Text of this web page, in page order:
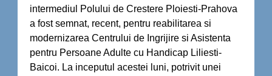
intermediul Polului de Crestere Ploiesti-Prahova
a fost semnat, recent, pentru reabilitarea si
modernizarea Centrului de Ingrijire si Asistenta
pentru Persoane Adulte cu Handicap Liliesti-
Baicoi. La inceputul acestei luni, potrivit unei